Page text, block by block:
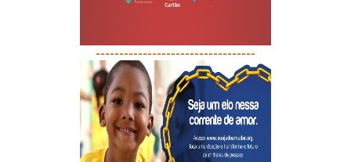
----------------------------------